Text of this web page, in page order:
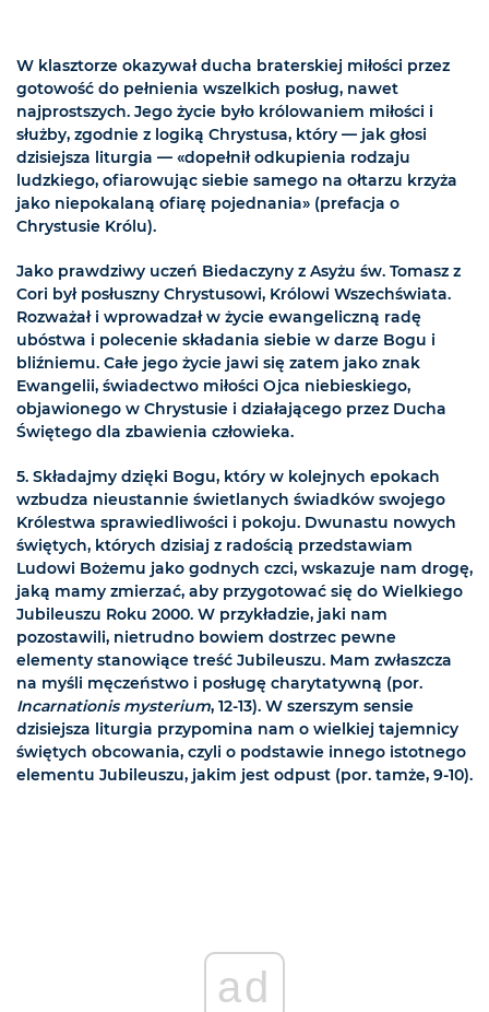
W klasztorze okazywał ducha braterskiej miłości przez
gotowość do pełnienia wszelkich posług, nawet
najprostszych. Jego życie było królowaniem miłości i
służby, zgodnie z logiką Chrystusa, który — jak głosi
dzisiejsza liturgia — «dopełnił odkupienia rodzaju
ludzkiego, ofiarowując siebie samego na ołtarzu krzyża
jako niepokalaną ofiarę pojednania» (prefacja o
Chrystusie Królu).
Jako prawdziwy uczeń Biedaczyny z Asyżu św. Tomasz z
Cori był posłuszny Chrystusowi, Królowi Wszechświata.
Rozważał i wprowadzał w życie ewangeliczną radę
ubóstwa i polecenie składania siebie w darze Bogu i
bliźniemu. Całe jego życie jawi się zatem jako znak
Ewangelii, świadectwo miłości Ojca niebieskiego,
objawionego w Chrystusie i działającego przez Ducha
Świętego dla zbawienia człowieka.
5. Składajmy dzięki Bogu, który w kolejnych epokach
wzbudza nieustannie świetlanych świadków swojego
Królestwa sprawiedliwości i pokoju. Dwunastu nowych
świętych, których dzisiaj z radością przedstawiam
Ludowi Bożemu jako godnych czci, wskazuje nam drogę,
jaką mamy zmierzać, aby przygotować się do Wielkiego
Jubileuszu Roku 2000. W przykładzie, jaki nam
pozostawili, nietrudno bowiem dostrzec pewne
elementy stanowiące treść Jubileuszu. Mam zwłaszcza
na myśli męczeństwo i posługę charytatywną (por.
Incarnationis mysterium, 12-13). W szerszym sensie
dzisiejsza liturgia przypomina nam o wielkiej tajemnicy
świętych obcowania, czyli o podstawie innego istotnego
elementu Jubileuszu, jakim jest odpust (por. tamże, 9-10).
ad